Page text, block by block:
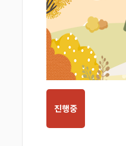
진행중